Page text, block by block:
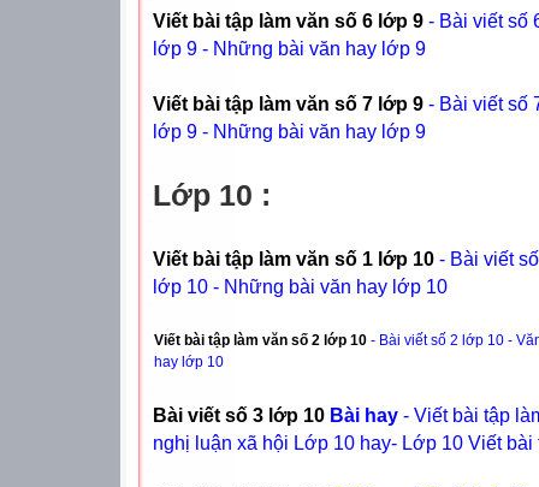
Viết bài tập làm văn số 6 lớp 9 - Bài viết số
lớp 9 - Những bài văn hay lớp 9
Viết bài tập làm văn số 7 lớp 9 - Bài viết số
lớp 9 - Những bài văn hay lớp 9
Lớp 10 :
Viết bài tập làm văn số 1 lớp 10 - Bài viết
lớp 10 - Những bài văn hay lớp 10
Viết bài tập làm văn số 2 lớp 10 - Bài viết số 2 lớp 10 -
hay lớp 10
Bài viết số 3 lớp 10 Bài hay - Viết bài tập
nghị luận xã hội Lớp 10 hay- Lớp 10 Viết